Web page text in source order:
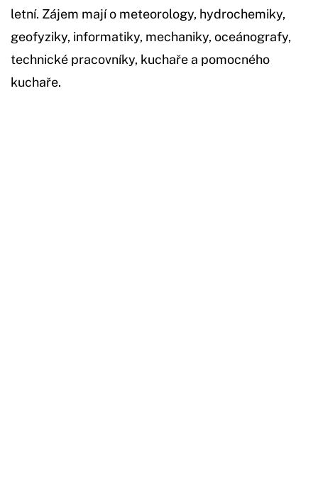
letní. Zájem mají o meteorology, hydrochemiky,
geofyziky, informatiky, mechaniky, oceánografy,
technické pracovníky, kuchaře a pomocného
kuchaře.